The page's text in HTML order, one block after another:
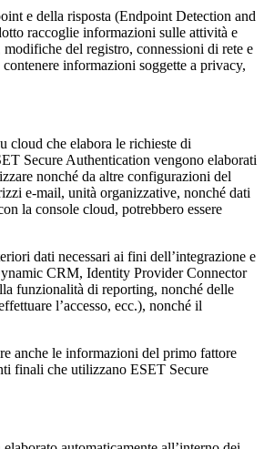
e della risposta (Endpoint Detection and
raccoglie informazioni sulle attività e
del registro, connessioni di rete e
informazioni soggette a privacy,
cloud che elabora le richieste di
Secure Authentication vengono elaborati
nonché da altre configurazioni del
e-mail, unità organizzative, nonché dati
la console cloud, potrebbero essere
dati necessari ai fini dell’integrazione e
CRM, Identity Provider Connector
funzionalità di reporting, nonché delle
l’accesso, ecc.), nonché il
anche le informazioni del primo fattore
finali che utilizzano ESET Secure